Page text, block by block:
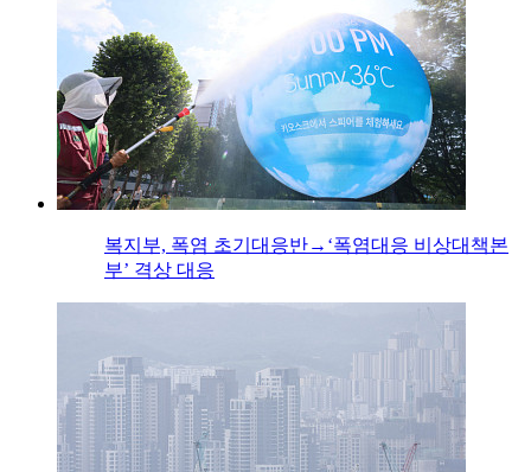
복지부, 폭염 초기대응반→‘폭염대응 비상대책본
부’ 격상 대응